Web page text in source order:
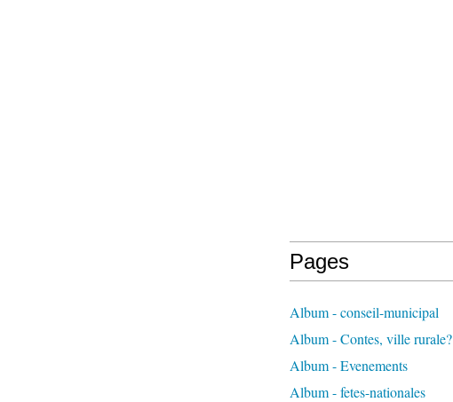
Pages
Album - conseil-municipal
Album - Contes, ville rurale?
Album - Evenements
Album - fetes-nationales